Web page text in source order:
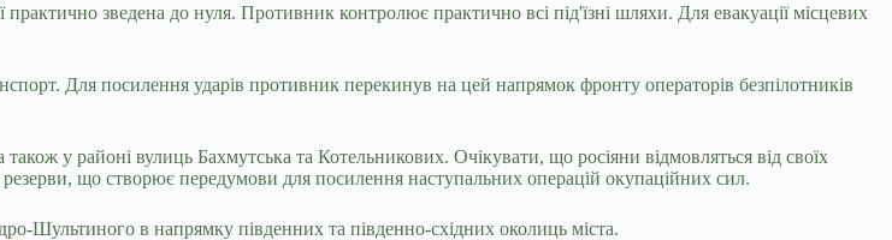
зведена до нуля. Противник контролює практично всі під'їзні шляхи. Для евакуації місцевих
Для посилення ударів противник перекинув на цей напрямок фронту операторів безпілотників
у районі вулиць Бахмутська та Котельникових. Очікувати, що росіяни відмовляться від своїх
що створює передумови для посилення наступальних операцій окупаційних сил.
Шультиного в напрямку південних та південно-східних околиць міста.